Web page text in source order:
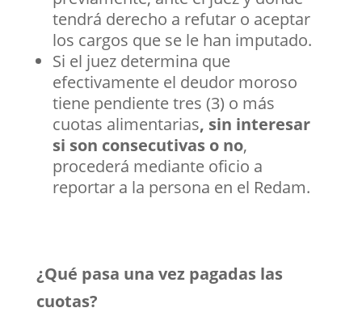
tendrá derecho a refutar o aceptar
los cargos que se le han imputado.
Si el juez determina que
efectivamente el deudor moroso
tiene pendiente tres (3) o más
cuotas alimentarias, sin interesar
si son consecutivas o no,
procederá mediante oficio a
reportar a la persona en el Redam.
¿Qué pasa una vez pagadas las
cuotas?